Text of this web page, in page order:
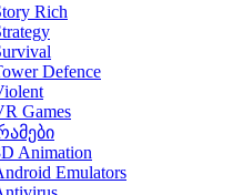
Rich
Defence
Games
Animation
Emulators